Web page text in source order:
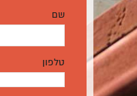
שם
טלפון